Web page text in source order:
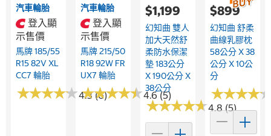
汽車輪胎
登入顯
示售價
馬牌 185/55
R15 82V XL
CC7 輪胎
★★★★★
★★★★★4.3 (6)
汽車輪胎
登入顯
示售價
馬牌 215/50
R18 92W FR
UX7 輪胎
★★★★★
★★★★★4.6 (5)
$1,199
幻知曲 雙人
加大天然舒
柔防水保潔
墊 183公分
X 190公分 X
38公分
★★★★★
★★★★★4.8 (5)
$899
幻知曲 舒柔
曲線乳膠枕
58公分 X 38
公分 X 10公
分
★★★★
★★★★